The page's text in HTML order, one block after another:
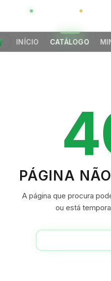
GLOBAL
INÍCIO CATÁLOGO
PÁGINA
A página que procura
ou está